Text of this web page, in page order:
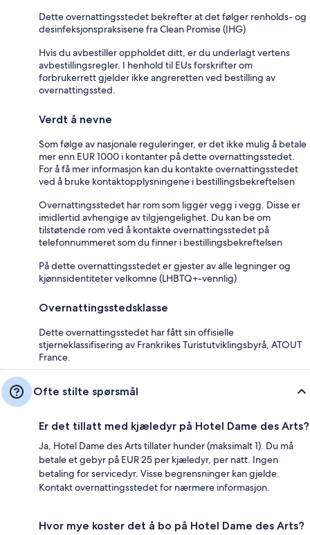
Dette overnattingsstedet bekrefter at det følger renholds- og
desinfeksjonspraksisene fra Clean Promise (IHG)
Hvis du avbestiller oppholdet ditt, er du underlagt vertens
avbestillingsregler. I henhold til EUs forskrifter om
forbrukerrett gjelder ikke angreretten ved bestilling av
overnattingssted.
Verdt å nevne
Som følge av nasjonale reguleringer, er det ikke mulig å betale
mer enn EUR 1000 i kontanter på dette overnattingsstedet.
For å få mer informasjon kan du kontakte overnattingsstedet
ved å bruke kontaktopplysningene i bestillingsbekreftelsen
Overnattingsstedet har rom som ligger vegg i vegg. Disse er
imidlertid avhengige av tilgjengelighet. Du kan be om
tilstøtende rom ved å kontakte overnattingsstedet på
telefonnummeret som du finner i bestillingsbekreftelsen
På dette overnattingsstedet er gjester av alle legninger og
kjønnsidentiteter velkomne (LHBTQ+-vennlig)
Overnattingsstedsklasse
Dette overnattingsstedet har fått sin offisielle
stjerneklassifisering av Frankrikes Turistutviklingsbyrå, ATOUT
France.
Ofte stilte spørsmål
Er det tillatt med kjæledyr på Hotel Dame des Arts?
Ja, Hotel Dame des Arts tillater hunder (maksimalt 1). Du må
betale et gebyr på EUR 25 per kjæledyr, per natt. Ingen
betaling for servicedyr. Visse begrensninger kan gjelde.
Kontakt overnattingsstedet for nærmere informasjon.
Hvor mye koster det å bo på Hotel Dame des Arts?